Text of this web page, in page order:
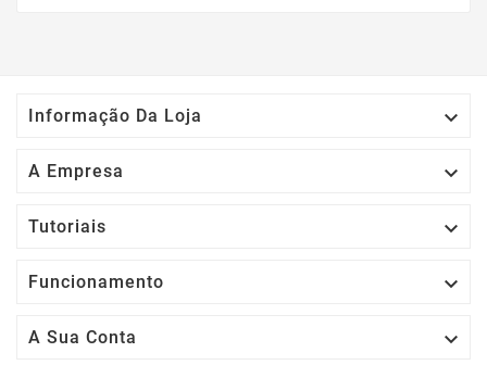
Informação Da Loja 
A Empresa 
Tutoriais 
Funcionamento 
A Sua Conta 